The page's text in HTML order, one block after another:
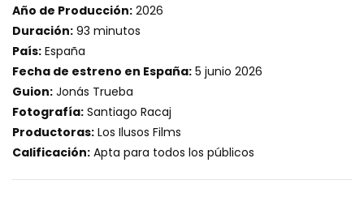
Año de Producción: 2026
Duración: 93 minutos
País: España
Fecha de estreno en España: 5 junio 2026
Guion: Jonás Trueba
Fotografía: Santiago Racaj
Productoras: Los Ilusos Films
Calificación: Apta para todos los públicos